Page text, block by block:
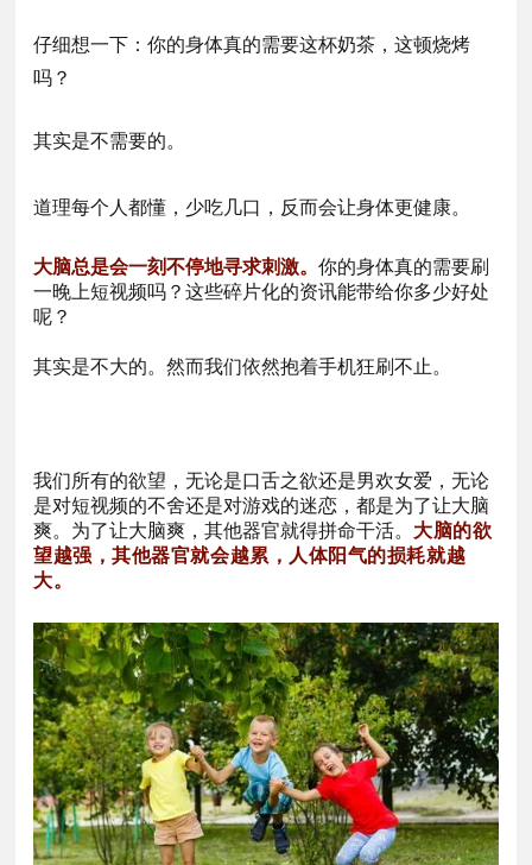
仔细想一下：你的身体真的需要这杯奶茶，这顿烧烤
吗？
其实是不需要的。
道理每个人都懂，少吃几口，反而会让身体更健康。
大脑总是会一刻不停地寻求刺激。你的身体真的需要刷
一晚上短视频吗？这些碎片化的资讯能带给你多少好处
呢？
其实是不大的。然而我们依然抱着手机狂刷不止。
我们所有的欲望，无论是口舌之欲还是男欢女爱，无论
是对短视频的不舍还是对游戏的迷恋，都是为了让大脑
爽。为了让大脑爽，其他器官就得拼命干活。 大脑的欲
望越强，其他器官就会越累，人体阳气的损耗就越
大。